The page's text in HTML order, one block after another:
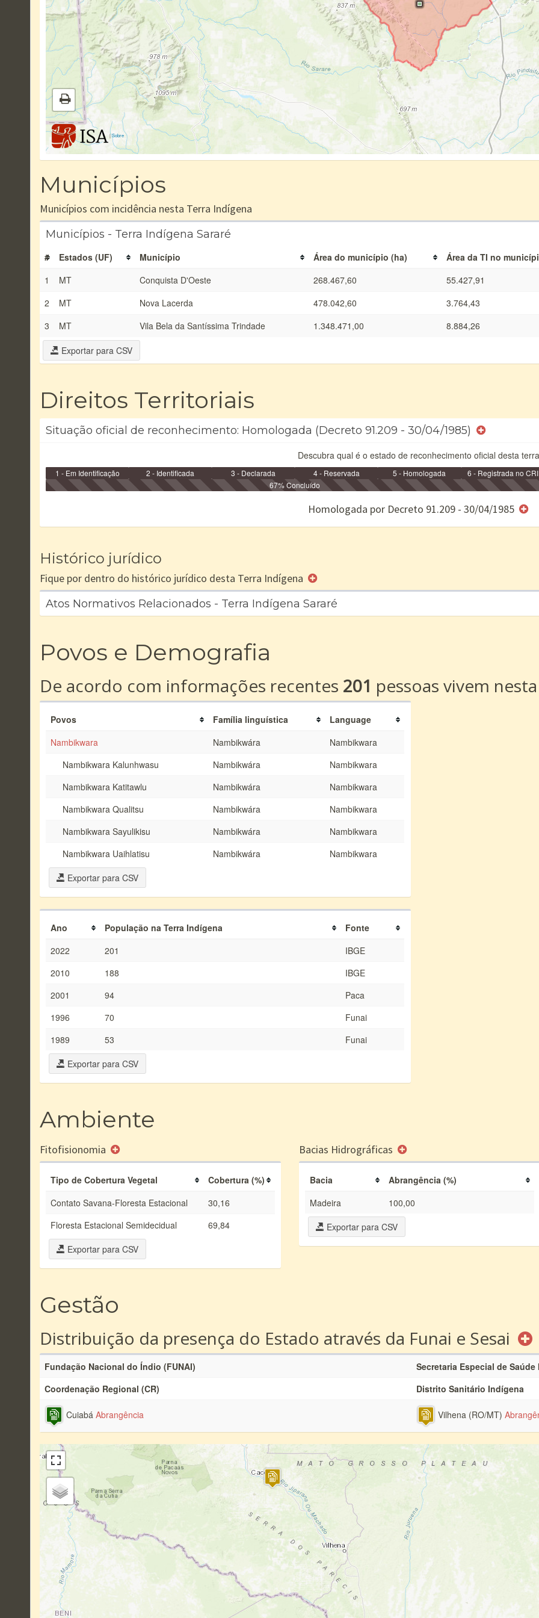
|Sobre
Municípios
Municípios com incidência nesta Terra Indígena
Municípios - Terra Indígena Sararé
# Estados (UF) Município Área do município (ha)
Área da TI no
1
MT Conquista D'Oeste 268.467,60
55.427,91
2
MT Nova Lacerda 478.042,60
3.764,43
3
MT Vila Bela da Santíssima Trindade 1.348.471,00 8.884,26
Exportar para CSV
Direitos Territoriais
Situação oficial de reconhecimento: Homologada (Decreto 91.209 - 30/04/1985)
Descubra qual é o estado de reconhecimento oficial desta
1 - Em Identificação 2 - Identificada 3 - Declarada 4 - Reservada 5 - Homologada
6 - Registrada no CRI
e/ou SPU
67% Concluído
Homologada por Decreto 91.209 - 30/04/1985
Histórico jurídico
Fique por dentro do histórico jurídico desta Terra Indígena
Atos Normativos Relacionados - Terra Indígena Sararé
Povos e Demografia
De acordo com informações recentes 201 pessoas vivem
Povos Família linguística
Language
Nambikwara
Nambikwára
Nambikwara
Nambikwara Kalunhwasu
Nambikwára
Nambikwara
Nambikwara Katitawlu
Nambikwára
Nambikwara
Nambikwara Qualitsu
Nambikwára
Nambikwara
Nambikwara Sayulikisu
Nambikwára
Nambikwara
Nambikwara Uaihlatisu
Nambikwára
Nambikwara
Exportar para CSV
Ano População na Terra Indígena
Fonte
2022
201
IBGE
2010
188
IBGE
2001
94
Paca
1996
70
Funai
1989
53
Funai
Exportar para CSV
Ambiente
Fitofisionomia
Tipo de Cobertura Vegetal
Cobertura (%)
Contato Savana-Floresta Estacional
30,16
Floresta Estacional Semidecidual
69,84
Exportar para CSV
Bacias Hidrográficas
Bacia
Abrangência (%)
Madeira
100,00
Exportar para CSV
Gestão
Distribuição da presença do Estado através da Funai e Sesai
Fundação Nacional do Índio (FUNAI)
Secretaria Especial de
Coordenação Regional (CR)
Distrito Sanitário Indígena
Cuiabá Abrangência Vilhena (RO/MT)